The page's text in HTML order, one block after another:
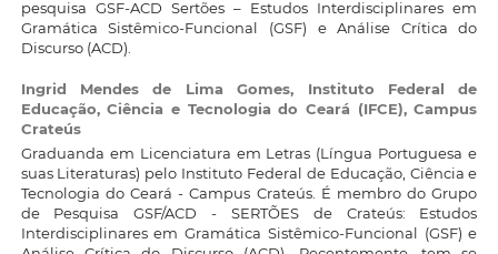
pesquisa GSF-ACD Sertões – Estudos Interdisciplinares em
Gramática Sistêmico-Funcional (GSF) e Análise Crítica do
Discurso (ACD).
Ingrid Mendes de Lima Gomes, Instituto Federal de
Educação, Ciência e Tecnologia do Ceará (IFCE), Campus
Crateús
Graduanda em Licenciatura em Letras (Língua Portuguesa e
suas Literaturas) pelo Instituto Federal de Educação, Ciência e
Tecnologia do Ceará - Campus Crateús. É membro do Grupo
de Pesquisa GSF/ACD - SERTÕES de Crateús: Estudos
Interdisciplinares em Gramática Sistêmico-Funcional (GSF) e